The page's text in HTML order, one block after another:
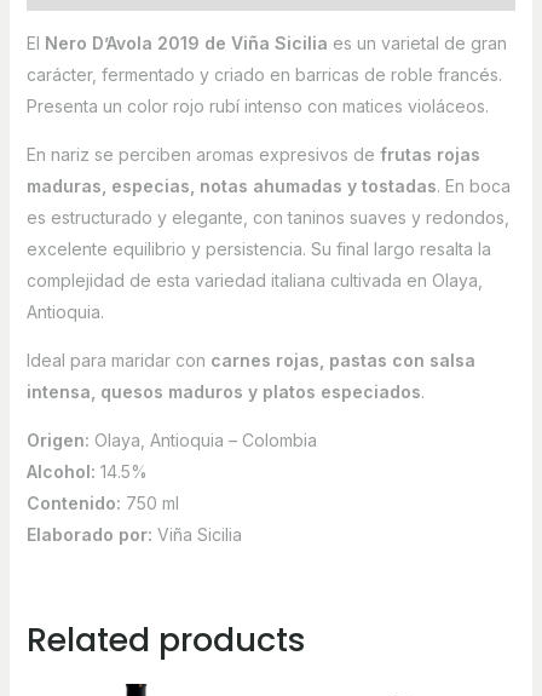
El Nero D’Avola 2019 de Viña Sicilia es un varietal de gran
carácter, fermentado y criado en barricas de roble francés.
Presenta un color rojo rubí intenso con matices violáceos.
En nariz se perciben aromas expresivos de frutas rojas
maduras, especias, notas ahumadas y tostadas. En boca
es estructurado y elegante, con taninos suaves y redondos,
excelente equilibrio y persistencia. Su final largo resalta la
complejidad de esta variedad italiana cultivada en Olaya,
Antioquia.
Ideal para maridar con carnes rojas, pastas con salsa
intensa, quesos maduros y platos especiados.
Origen: Olaya, Antioquia – Colombia
Alcohol: 14.5%
Contenido: 750 ml
Elaborado por: Viña Sicilia
Related products